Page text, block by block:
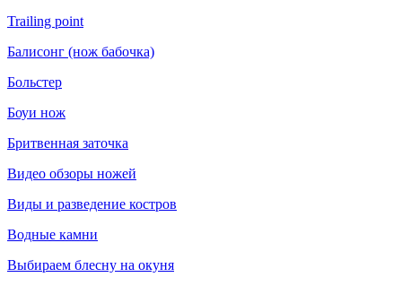
Trailing point
Балисонг (нож бабочка)
Больстер
Боуи нож
Бритвенная заточка
Видео обзоры ножей
Виды и разведение костров
Водные камни
Выбираем блесну на окуня